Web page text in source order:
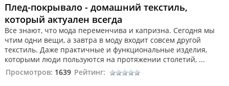
Плед-покрывало - домашний текстиль,
который актуален всегда
Все знают, что мода переменчива и капризна. Сегодня мы
чтим одни вещи, а завтра в моду входит совсем другой
текстиль. Даже практичные и функциональные изделия,
которыми люди пользуются на протяжении столетий, ...
Просмотров: 1639 Рейтинг: